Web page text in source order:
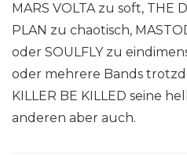
MARS VOLTA zu soft, THE
PLAN zu chaotisch,
oder SOULFLY zu
oder mehrere Bands
KILLER BE KILLED seine
anderen aber auch.